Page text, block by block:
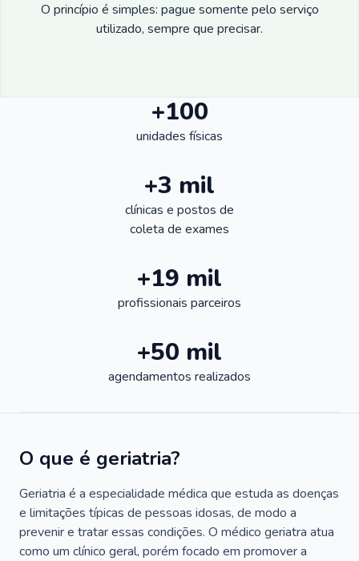
O princípio é simples: pague somente pelo serviço
utilizado, sempre que precisar.
+100
unidades físicas
+3 mil
clínicas e postos de
coleta de exames
+19 mil
profissionais parceiros
+50 mil
agendamentos realizados
O que é geriatria?
Geriatria é a especialidade médica que estuda as doenças
e limitações típicas de pessoas idosas, de modo a
prevenir e tratar essas condições. O médico geriatra atua
como um clínico geral, porém focado em promover a